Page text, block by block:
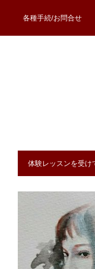
各種手続/お問合せ
体験レッスンを受け